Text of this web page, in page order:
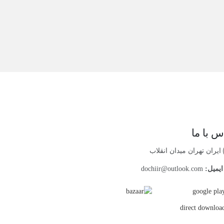
با ما
ایران تهران میدان انقلاب
ایمیل: dochiir@outlook.com